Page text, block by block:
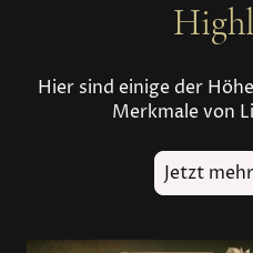
Hier sind einige der
Merkmale von
Jetzt